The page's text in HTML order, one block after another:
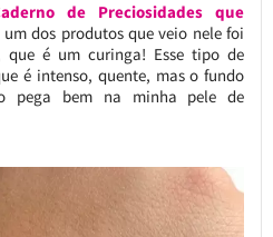
de Preciosidades que
dos produtos que veio nele foi
que é um curinga! Esse tipo de
é intenso, quente, mas o fundo
pega bem na minha pele de